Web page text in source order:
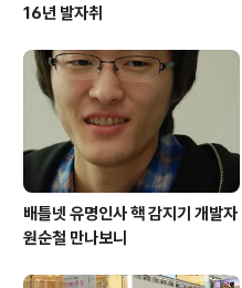
16년 발자취
배틀넷 유명인사 핵 감지기 개발자
원순철 만나보니